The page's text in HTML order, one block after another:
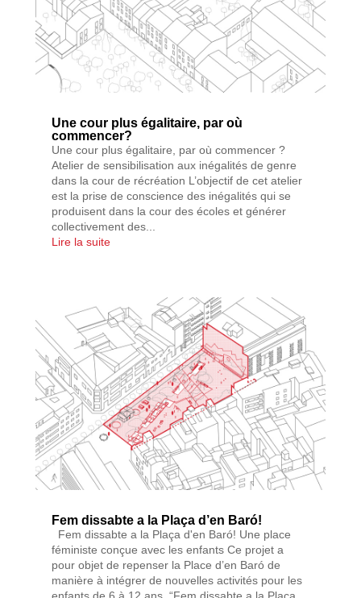
Une cour plus égalitaire, par où
commencer?
Une cour plus égalitaire, par où commencer ?
Atelier de sensibilisation aux inégalités de genre
dans la cour de récréation L’objectif de cet atelier
est la prise de conscience des inégalités qui se
produisent dans la cour des écoles et générer
collectivement des...
Lire la suite
Fem dissabte a la Plaça d’en Baró!
Fem dissabte a la Plaça d'en Baró! Une place
féministe conçue avec les enfants Ce projet a
pour objet de repenser la Place d’en Baró de
manière à intégrer de nouvelles activités pour les
enfants de 6 à 12 ans. “Fem dissabte a la Plaça